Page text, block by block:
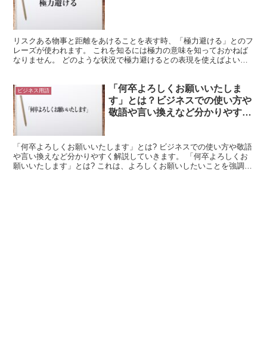
リスクある物事と距離をあけることを表す時、「極力避ける」とのフ
レーズが使われます。 これを知るには極力の意味を知っておかねば
なりません。 どのような状況で極力避けるとの表現を使えばよいか
ビジネス用語
「何卒よろしくお願いいたしま
す」とは？ビジネスでの使い方や
敬語や言い換えなど分かりやすく
「何卒よろしくお願いいたします」とは? ビジネスでの使い方や敬語
や言い換えなど分かりやすく解説していきます。 「何卒よろしくお
願いいたします」とは? これは、よろしくお願いしたいことを強調し